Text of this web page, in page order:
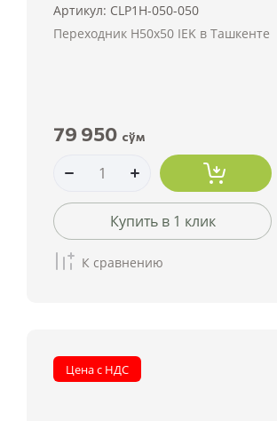
Артикул: CLP1H-050-050
Переходник Н50х50 IEK в Ташкенте
79 950 сўм
Купить в 1 клик
К сравнению
Цена с НДС